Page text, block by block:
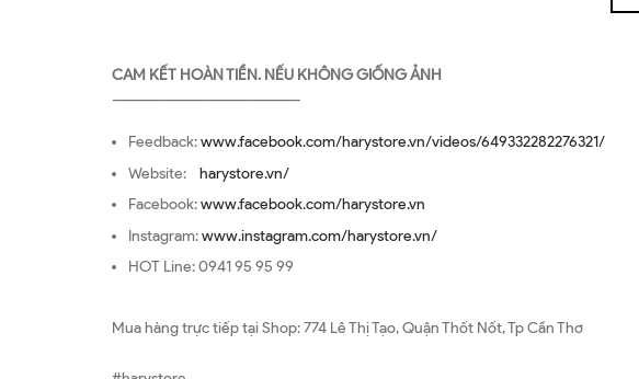
CAM KẾT HOÀN TIỀN. NẾU KHÔNG GIỐNG ẢNH
—————————————————
Feedback:www.facebook.com/harystore.vn/videos/649332282276321/
Website: harystore.vn/
Facebook:www.facebook.com/harystore.vn
Instagram:www.instagram.com/harystore.vn/
HOT Line: 0941 95 95 99
Mua hàng trực tiếp tại Shop: 774 Lê Thị Tạo, Quận Thốt Nốt, Tp Cần Thơ